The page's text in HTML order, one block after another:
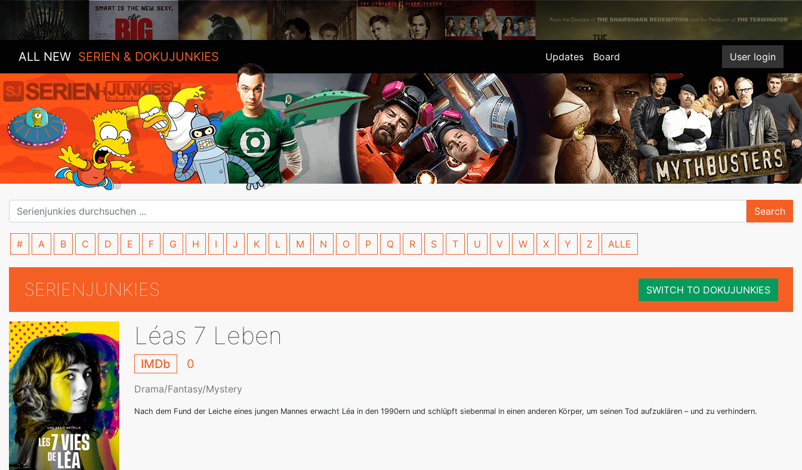
ALL NEW SERIEN & DOKUJUNKIES Updates Board User login
Search
# A B C D E F G H I J K L M N O P Q R S T U V W X Y Z ALLE
SERIENJUNKIES SWITCH TO DOKUJUNKIES
Léas 7 Leben
IMDb 0
Drama/Fantasy/Mystery
Nach dem Fund der Leiche eines jungen Mannes erwacht Léa in den 1990ern und schlüpft siebenmal in einen anderen Körper, um seinen Tod aufzuklären – und zu verhindern.